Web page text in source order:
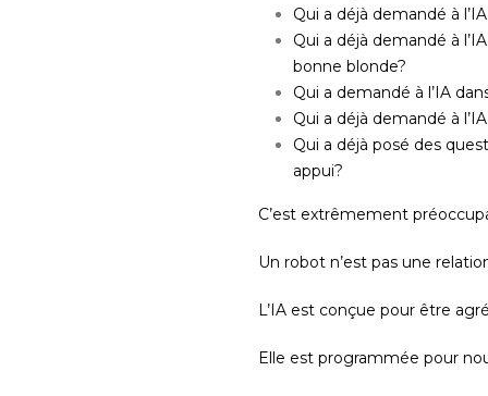
Qui a déjà demandé à
Qui a déjà demandé à
bonne blonde?
Qui a demandé à l’IA
Qui a déjà demandé à
Qui a déjà posé des
appui?
C’est extrêmement
Un robot n’est pas une
L’IA est conçue pour être
Elle est programmée pour